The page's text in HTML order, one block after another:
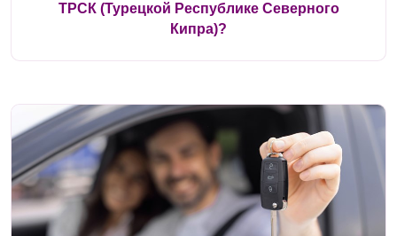
ТРСК (Турецкой Республике Северного
Кипра)?